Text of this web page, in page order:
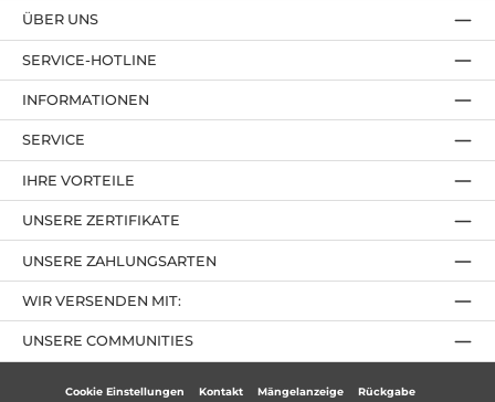
SERVICE-HOTLINE
IHRE VORTEILE
UNSERE ZAHLUNGSARTEN
ÜBER UNS
UNSERE ZERTIFIKATE
INFORMATIONEN
SERVICE
UNSERE COMMUNITIES
WIR VERSENDEN MIT:
Cookie Einstellungen Kontakt Mängelanzeige
Rückgabe